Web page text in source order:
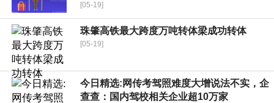
[05-19]
珠肇高铁最大跨度万吨转体梁成功转体
[05-19]
今日精选:网传考驾照难度大增说法不实，企
查查：国内驾校相关企业超10万家